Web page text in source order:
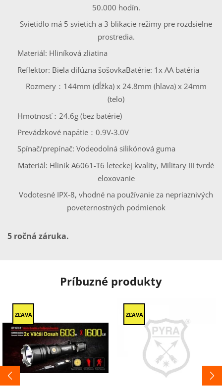
50.000 hodín.
Svietidlo má 5 svietich a 3 blikacie režimy pre rozdsielne
prostredia.
Materiál: Hliníková zliatina
Reflektor: Biela difúzna šošovkaBatérie: 1x AA batéria
Rozmery：144mm (dĺžka) x 24.8mm (hlava) x 24mm
(telo)
Hmotnosť：24.6g (bez batérie)
Prevádzkové napätie：0.9V-3.0V
Spínač/prepínač: Vodeodolná silikónová guma
Materiál: Hliník A6061-T6 leteckej kvality, Military III tvrdé
eloxovanie
Vodotesné IPX-8, vhodné na používanie za nepriaznivých
poveternostných podmienok
5 ročná záruka.
Príbuzné produkty
ZĽAVA ZĽAVA